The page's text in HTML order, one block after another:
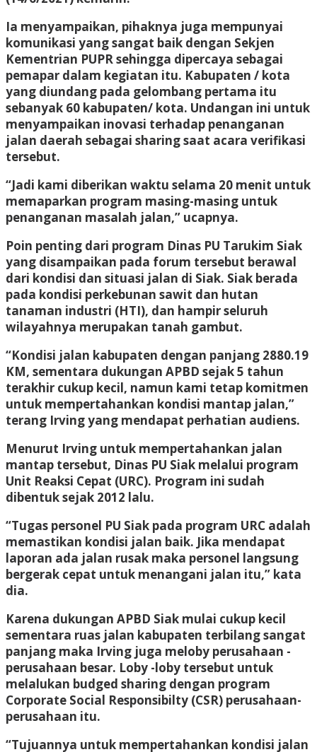
Ia menyampaikan, pihaknya juga mempunyai
komunikasi yang sangat baik dengan Sekjen
Kementrian PUPR sehingga dipercaya sebagai
pemapar dalam kegiatan itu. Kabupaten / kota
yang diundang pada gelombang pertama itu
sebanyak 60 kabupaten/ kota. Undangan ini untuk
menyampaikan inovasi terhadap penanganan
jalan daerah sebagai sharing saat acara verifikasi
tersebut.
“Jadi kami diberikan waktu selama 20 menit untuk
memaparkan program masing-masing untuk
penanganan masalah jalan,” ucapnya.
Poin penting dari program Dinas PU Tarukim Siak
yang disampaikan pada forum tersebut berawal
dari kondisi dan situasi jalan di Siak. Siak berada
pada kondisi perkebunan sawit dan hutan
tanaman industri (HTI), dan hampir seluruh
wilayahnya merupakan tanah gambut.
“Kondisi jalan kabupaten dengan panjang 2880.19
KM, sementara dukungan APBD sejak 5 tahun
terakhir cukup kecil, namun kami tetap komitmen
untuk mempertahankan kondisi mantap jalan,”
terang Irving yang mendapat perhatian audiens.
Menurut Irving untuk mempertahankan jalan
mantap tersebut, Dinas PU Siak melalui program
Unit Reaksi Cepat (URC). Program ini sudah
dibentuk sejak 2012 lalu.
“Tugas personel PU Siak pada program URC adalah
memastikan kondisi jalan baik. Jika mendapat
laporan ada jalan rusak maka personel langsung
bergerak cepat untuk menangani jalan itu,” kata
dia.
Karena dukungan APBD Siak mulai cukup kecil
sementara ruas jalan kabupaten terbilang sangat
panjang maka Irving juga meloby perusahaan -
perusahaan besar. Loby -loby tersebut untuk
melalukan budged sharing dengan program
Corporate Social Responsibilty (CSR) perusahaan-
perusahaan itu.
“Tujuannya untuk mempertahankan kondisi jalan